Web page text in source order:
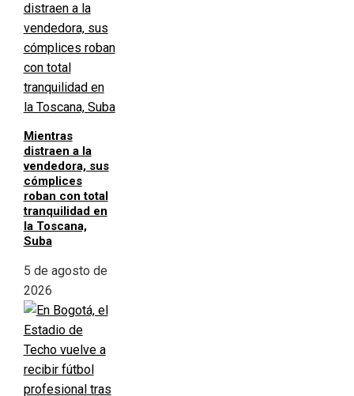
Mientras
distraen a la
vendedora, sus
cómplices
roban con total
tranquilidad en
la Toscana,
Suba
5 de agosto de
2026